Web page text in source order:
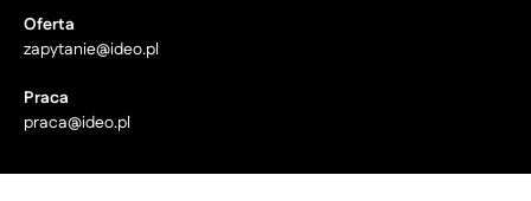
Oferta
zapytanie@ideo.pl
Praca
praca@ideo.pl